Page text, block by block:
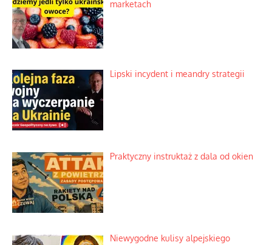
marketach
Lipski incydent i meandry strategii
Praktyczny instruktaż z dala od okien
Niewygodne kulisy alpejskiego